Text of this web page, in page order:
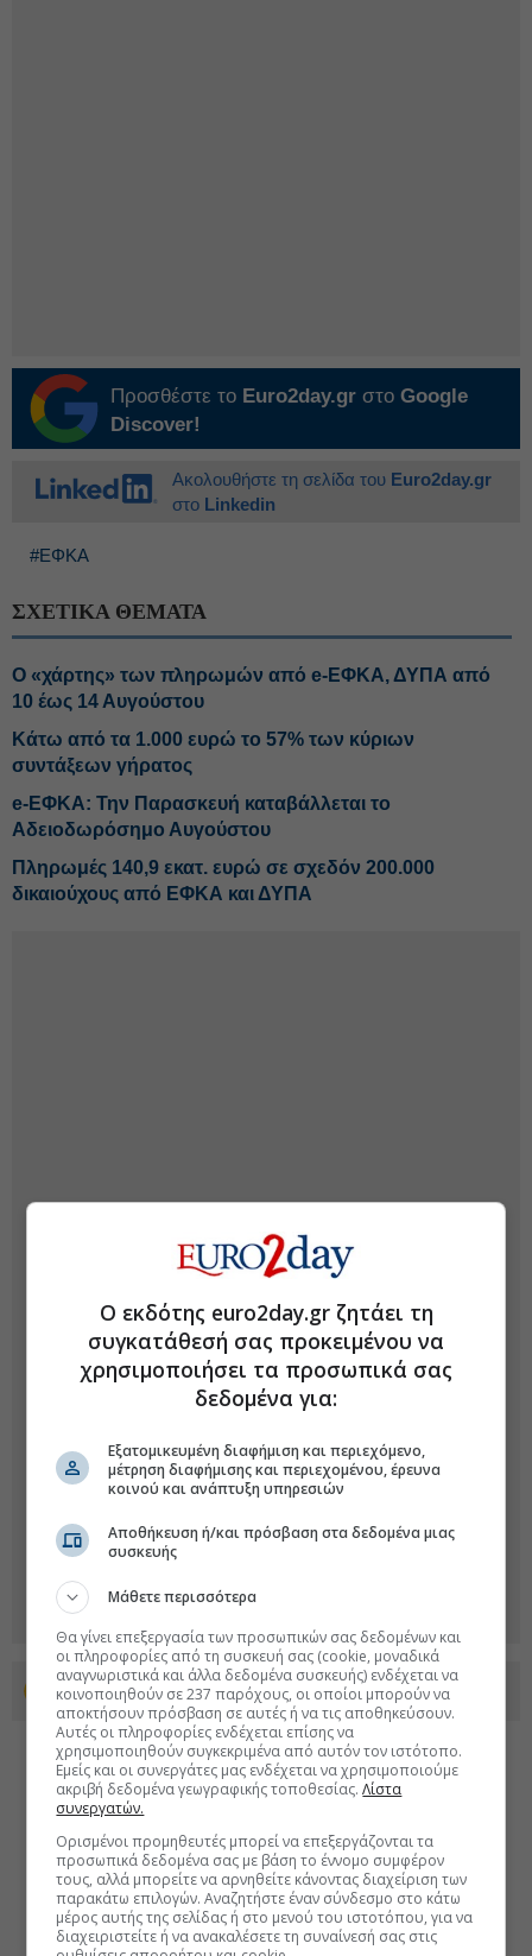
Προσθέστε το Euro2day.gr στο Google
Discover!
Ακολουθήστε τη σελίδα του Euro2day.gr
στο Linkedin
#ΕΦΚΑ
ΣΧΕΤΙΚΑ ΘΕΜΑΤΑ
Ο «χάρτης» των πληρωμών από e-ΕΦΚΑ, ΔΥΠΑ από
10 έως 14 Αυγούστου
Κάτω από τα 1.000 ευρώ το 57% των κύριων
συντάξεων γήρατος
e-ΕΦΚΑ: Την Παρασκευή καταβάλλεται το
Αδειοδωρόσημο Αυγούστου
Πληρωμές 140,9 εκατ. ευρώ σε σχεδόν 200.000
δικαιούχους από ΕΦΚΑ και ΔΥΠΑ
Προσθέστε το euro2day.gr στο Discover
Ο εκδότης euro2day.gr ζητάει τη
συγκατάθεσή σας προκειμένου να
χρησιμοποιήσει τα προσωπικά σας
δεδομένα για:
Εξατομικευμένη διαφήμιση και περιεχόμενο,
μέτρηση διαφήμισης και περιεχομένου, έρευνα
κοινού και ανάπτυξη υπηρεσιών
Αποθήκευση ή/και πρόσβαση στα δεδομένα μιας
συσκευής
Μάθετε περισσότερα
Θα γίνει επεξεργασία των προσωπικών σας δεδομένων και
οι πληροφορίες από τη συσκευή σας (cookie, μοναδικά
αναγνωριστικά και άλλα δεδομένα συσκευής) ενδέχεται να
κοινοποιηθούν σε 237 παρόχους, οι οποίοι μπορούν να
αποκτήσουν πρόσβαση σε αυτές ή να τις αποθηκεύσουν.
Αυτές οι πληροφορίες ενδέχεται επίσης να
χρησιμοποιηθούν συγκεκριμένα από αυτόν τον ιστότοπο.
Εμείς και οι συνεργάτες μας ενδέχεται να χρησιμοποιούμε
ακριβή δεδομένα γεωγραφικής τοποθεσίας.Λίστα
συνεργατών.
Ορισμένοι προμηθευτές μπορεί να επεξεργάζονται τα
προσωπικά δεδομένα σας με βάση το έννομο συμφέρον
τους, αλλά μπορείτε να αρνηθείτε κάνοντας διαχείριση των
παρακάτω επιλογών. Αναζητήστε έναν σύνδεσμο στο κάτω
μέρος αυτής της σελίδας ή στο μενού του ιστοτόπου, για να
διαχειριστείτε ή να ανακαλέσετε τη συναίνεσή σας στις